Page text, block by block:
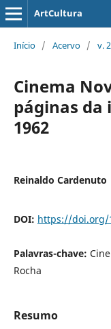
ArtCultura
Início / Acervo / v.
Cinema
páginas da
1962
Reinaldo Cardenuto
DOI: https://doi.org/
Palavras-chave:
Rocha
Resumo